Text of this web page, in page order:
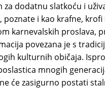
dodatnu slatkoću i
poznate i kao krafne,
karnevalskih proslava,
povezana je s
kulturnih običaja.
mnogih
će zasigurno postati